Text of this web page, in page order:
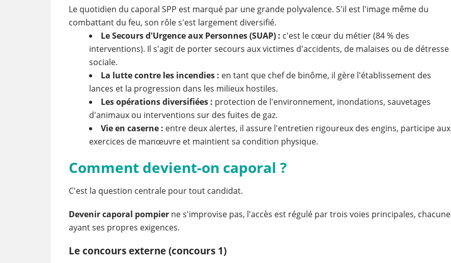
Le quotidien du caporal SPP est marqué par une grande polyvalence. S'il est l'image même du
combattant du feu, son rôle s'est largement diversifié.
Le Secours d'Urgence aux Personnes (SUAP) : c'est le cœur du métier (84 % des
interventions). Il s'agit de porter secours aux victimes d'accidents, de malaises ou de détresse
sociale.
La lutte contre les incendies : en tant que chef de binôme, il gère l'établissement des
lances et la progression dans les milieux hostiles.
Les opérations diversifiées : protection de l'environnement, inondations, sauvetages
d'animaux ou interventions sur des fuites de gaz.
Vie en caserne : entre deux alertes, il assure l'entretien rigoureux des engins, participe aux
exercices de manœuvre et maintient sa condition physique.
Comment devient-on caporal ?
C'est la question centrale pour tout candidat.
Devenir caporal pompierne s'improvise pas, l'accès est régulé par trois voies principales, chacune
ayant ses propres exigences.
Le concours externe (concours 1)